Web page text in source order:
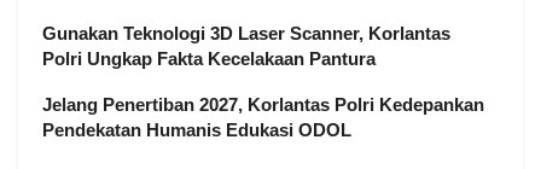
Gunakan Teknologi 3D Laser Scanner, Korlantas
Polri Ungkap Fakta Kecelakaan Pantura
Jelang Penertiban 2027, Korlantas Polri Kedepankan
Pendekatan Humanis Edukasi ODOL